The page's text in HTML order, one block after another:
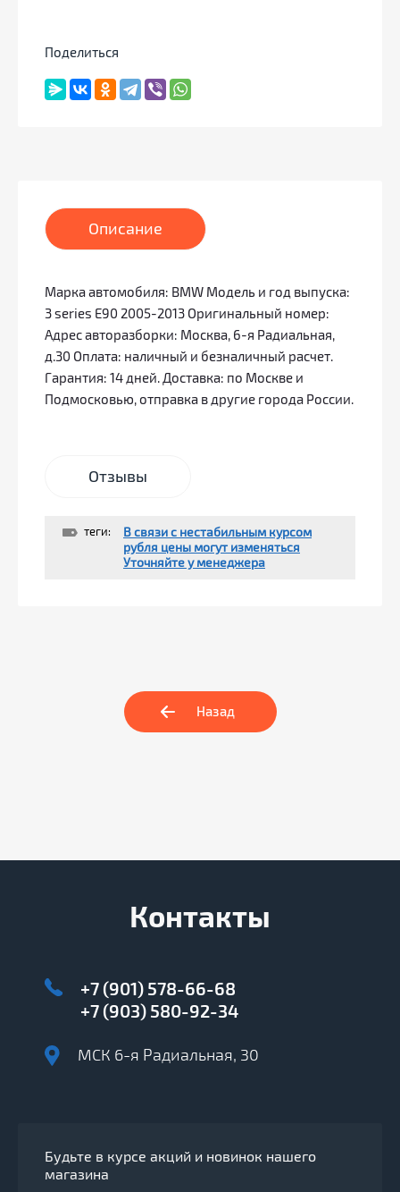
Поделиться
Описание
Марка автомобиля: BMW Модель и год выпуска:
3 series E90 2005-2013 Оригинальный номер:
Адрес авторазборки: Москва, 6-я Радиальная,
д.30 Оплата: наличный и безналичный расчет.
Гарантия: 14 дней. Доставка: по Москве и
Подмосковью, отправка в другие города России.
Отзывы
теги:
В связи с нестабильным курсом
рубля цены могут изменяться
Уточняйте у менеджера
Назад
Контакты
+7 (901) 578-66-68
+7 (903) 580-92-34
МСК 6-я Радиальная, 30
Будьте в курсе акций и новинок нашего
магазина